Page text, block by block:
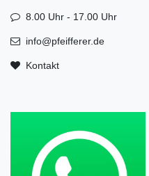
8.00 Uhr - 17.00 Uhr
info@pfeifferer.de
Kontakt